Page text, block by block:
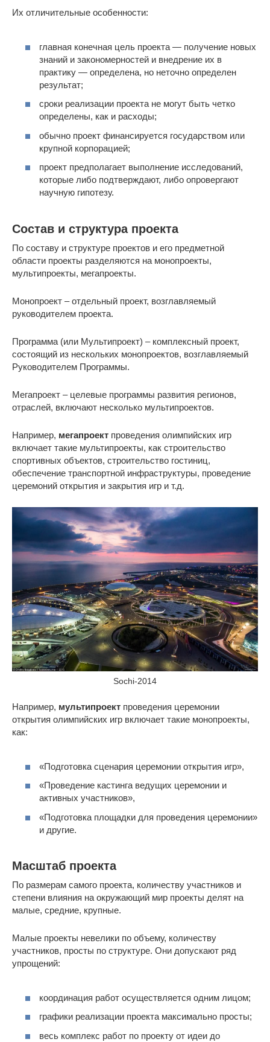
Их отличительные особенности:
главная конечная цель проекта — получение новых
знаний и закономерностей и внедрение их в
практику — определена, но неточно определен
результат;
сроки реализации проекта не могут быть четко
определены, как и расходы;
обычно проект финансируется государством или
крупной корпорацией;
проект предполагает выполнение исследований,
которые либо подтверждают, либо опровергают
научную гипотезу.
Состав и структура проекта
По составу и структуре проектов и его предметной
области проекты разделяются на монопроекты,
мультипроекты, мегапроекты.
Монопроект – отдельный проект, возглавляемый
руководителем проекта.
Программа (или Мультипроект) – комплексный проект,
состоящий из нескольких монопроектов, возглавляемый
Руководителем Программы.
Мегапроект – целевые программы развития регионов,
отраслей, включают несколько мультипроектов.
Например, мегапроект проведения олимпийских игр
включает такие мультипроекты, как строительство
спортивных объектов, строительство гостиниц,
обеспечение транспортной инфраструктуры, проведение
церемоний открытия и закрытия игр и т.д.
Sochi-2014
Например, мультипроект проведения церемонии
открытия олимпийских игр включает такие монопроекты,
как:
«Подготовка сценария церемонии открытия игр»,
«Проведение кастинга ведущих церемонии и
активных участников»,
«Подготовка площадки для проведения церемонии»
и другие.
Масштаб проекта
По размерам самого проекта, количеству участников и
степени влияния на окружающий мир проекты делят на
малые, средние, крупные.
Малые проекты невелики по объему, количеству
участников, просты по структуре. Они допускают ряд
упрощений:
координация работ осуществляется одним лицом;
графики реализации проекта максимально просты;
весь комплекс работ по проекту от идеи до